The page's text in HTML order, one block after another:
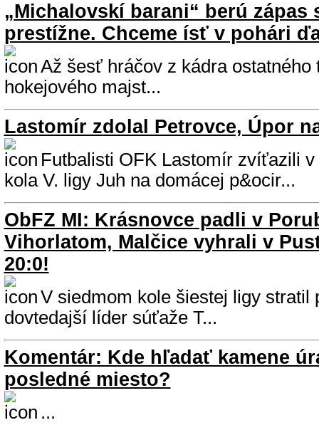
„Michalovskí barani“ berú zápas
prestížne. Chceme ísť v pohári
Až šesť hráčov z kádra ostatného
hokejového majst...
Lastomír zdolal Petrovce, Úpor
Futbalisti OFK Lastomír zvíťazili
kola V. ligy Juh na domácej p&ocir...
ObFZ MI: Krásnovce padli v
Vihorlatom, Malčice vyhrali v
20:0!
V siedmom kole šiestej ligy stratil
dovtedajší líder súťaže T...
Komentár: Kde hľadať kamene
posledné miesto?
...